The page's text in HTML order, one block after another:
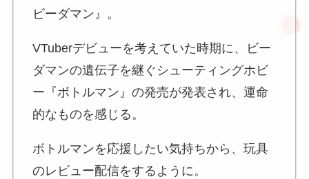
ビーダマン』。
VTuberデビューを考えていた時期に、ビー
ダマンの遺伝子を継ぐシューティングホビ
ー『ボトルマン』の発売が発表され、運命
的なものを感じる。
ボトルマンを応援したい気持ちから、玩具
のレビュー配信をするように。